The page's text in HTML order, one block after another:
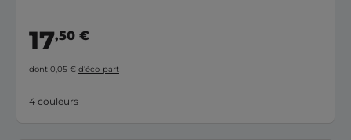
17,50 €
dont 0,05 € d’éco-part
4 couleurs